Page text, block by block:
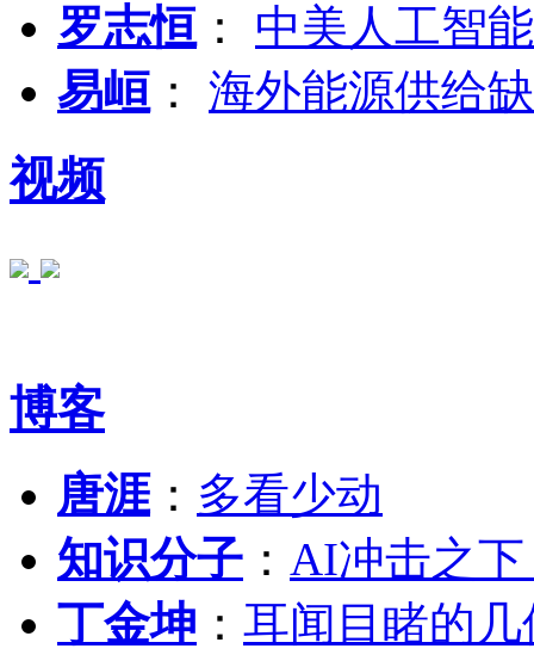
罗志恒 ： 中美人工智
易峘 ： 海外能源供给
视频
博客
唐涯： 多看少动
知识分子 ： AI冲击之
丁金坤 ： 耳闻目睹的